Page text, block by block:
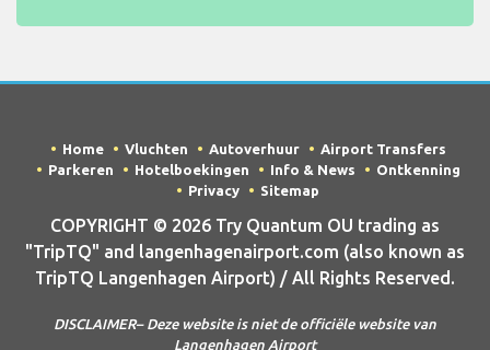
Home Vluchten Autoverhuur
Airport Transfers
Parkeren
Hotelboekingen Info & News
Ontkenning
Privacy
Sitemap
COPYRIGHT © 2026 Try Quantum OU trading as
"TripTQ" and langenhagenairport.com (also known as
TripTQ Langenhagen Airport) / All Rights Reserved.
DISCLAIMER– Deze website is niet de officiële website van